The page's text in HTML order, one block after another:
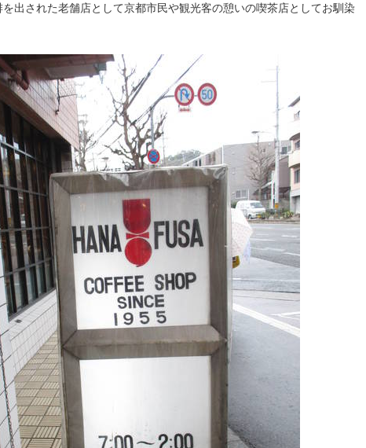
出された老舗店として京都市民や観光客の憩いの喫茶店としてお馴染